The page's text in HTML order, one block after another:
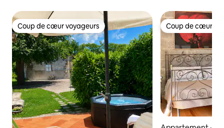
Coup de cœur voyageurs
Coup de cœur voyageurs Coup de cœur
Coup de cœur